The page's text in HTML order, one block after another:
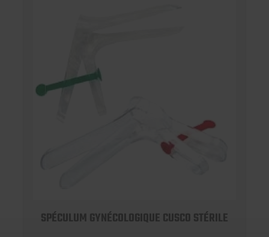
SPÉCULUM GYNÉCOLOGIQUE CUSCO STÉRILE